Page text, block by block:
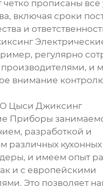
четко прописаны все
включая сроки
и
регулярно
и
внимание
Цыси Джиксинг
Приборы
разработкой и
различных
и имеем опыт
и с европейскими
Это позволяет